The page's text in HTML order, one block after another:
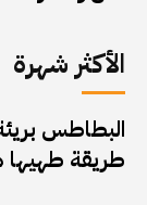
الأكثر شهرة
البطاطس
طريقة